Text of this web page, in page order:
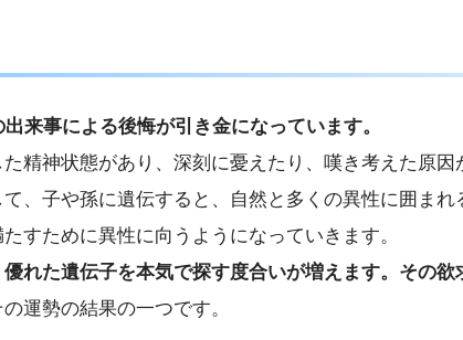
来事による後悔が引き金になっています。
精神状態があり、深刻に憂えたり、嘆き考えた原因
、子や孫に遺伝すると、自然と多くの異性に囲まれ
すために異性に向うようになっていきます。
れた遺伝子を本気で探す度合いが増えます。その欲
運勢の結果の一つです。